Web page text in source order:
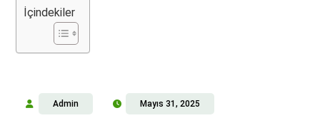
İçindekiler
Admin Mayıs 31, 2025